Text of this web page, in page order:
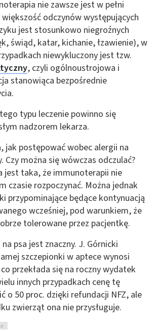
nie zawsze jest w pełni
większość odczynów występujących
jest stosunkowo niegroźnych
świąd, katar, kichanie, łzawienie), w
niewykluczony jest tzw.
, czyli ogólnoustrojowa i
stanowiąca bezpośrednie
typu leczenie powinno się
nadzorem lekarza.
jak postępować wobec alergii na
Czy można się wówczas odczulać?
jest taka, że immunoterapii nie
czasie rozpoczynać. Można jednak
przypominające będące kontynuacją
wcześniej, pod warunkiem, że
tolerowane przez pacjentkę.
psa jest znaczny. J. Górnicki
szczepionki w aptece wynosi
przekłada się na roczny wydatek
innych przypadkach cenę tę
o 50 proc. dzięki refundacji NFZ, ale
zwierząt ona nie przysługuje.